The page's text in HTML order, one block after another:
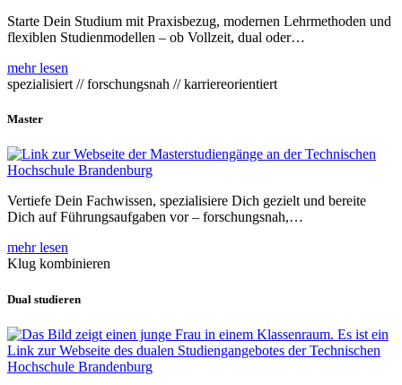
Starte Dein Studium mit Praxisbezug, modernen Lehrmethoden und
flexiblen Studienmodellen – ob Vollzeit, dual oder…
mehr lesen
spezialisiert // forschungsnah // karriereorientiert
Master
Vertiefe Dein Fachwissen, spezialisiere Dich gezielt und bereite
Dich auf Führungsaufgaben vor – forschungsnah,…
mehr lesen
Klug kombinieren
Dual studieren